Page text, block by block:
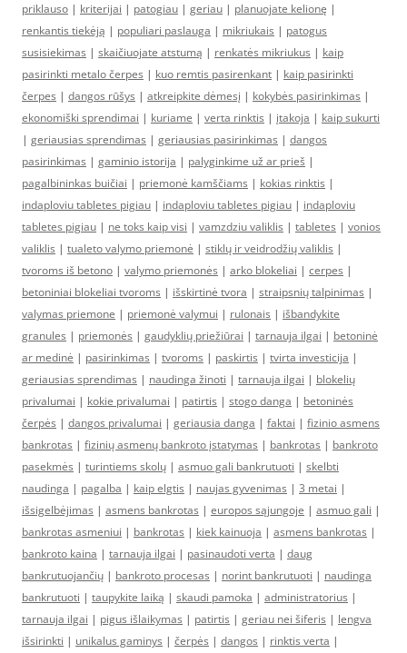
priklauso | kriterijai | patogiau | geriau | planuojate kelionę |
renkantis tiekėją | populiari paslauga | mikriukais | patogus
susisiekimas | skaičiuojate atstumą | renkatės mikriukus | kaip
pasirinkti metalo čerpes | kuo remtis pasirenkant | kaip pasirinkti
čerpes | dangos rūšys | atkreipkite dėmesį | kokybės pasirinkimas |
ekonomiški sprendimai | kuriame | verta rinktis | įtakoja | kaip sukurti
| geriausias sprendimas | geriausias pasirinkimas | dangos
pasirinkimas | gaminio istorija | palyginkime už ar prieš |
pagalbininkas buičiai | priemonė kamščiams | kokias rinktis |
indaploviu tabletes pigiau | indaploviu tabletes pigiau | indaploviu
tabletes pigiau | ne toks kaip visi | vamzdziu valiklis | tabletes | vonios
valiklis | tualeto valymo priemonė | stiklų ir veidrodžių valiklis |
tvoroms iš betono | valymo priemonės | arko blokeliai | cerpes |
betoniniai blokeliai tvoroms | išskirtinė tvora | straipsnių talpinimas |
valymas priemone | priemonė valymui | rulonais | išbandykite
granules | priemonės | gaudyklių priežiūrai | tarnauja ilgai | betoninė
ar medinė | pasirinkimas | tvoroms | paskirtis | tvirta investicija |
geriausias sprendimas | naudinga žinoti | tarnauja ilgai | blokelių
privalumai | kokie privalumai | patirtis | stogo danga | betoninės
čerpės | dangos privalumai | geriausia danga | faktai | fizinio asmens
bankrotas | fizinių asmenų bankroto įstatymas | bankrotas | bankroto
pasekmės | turintiems skolų | asmuo gali bankrutuoti | skelbti
naudinga | pagalba | kaip elgtis | naujas gyvenimas | 3 metai |
išsigelbėjimas | asmens bankrotas | europos sąjungoje | asmuo gali |
bankrotas asmeniui | bankrotas | kiek kainuoja | asmens bankrotas |
bankroto kaina | tarnauja ilgai | pasinaudoti verta | daug
bankrutuojančių | bankroto procesas | norint bankrutuoti | naudinga
bankrutuoti | taupykite laiką | skaudi pamoka | administratorius |
tarnauja ilgai | pigus išlaikymas | patirtis | geriau nei šiferis | lengva
išsirinkti | unikalus gaminys | čerpės | dangos | rinktis verta |